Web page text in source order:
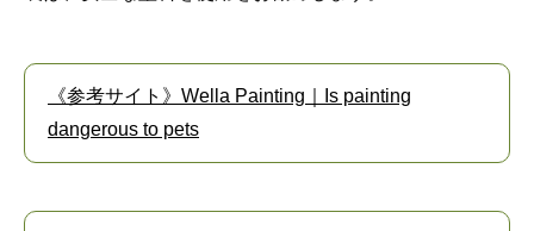
《参考サイト》Wella Painting｜Is painting
dangerous to pets